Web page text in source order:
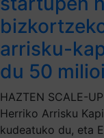
arrisku-
du 50
HAZTEN SCALE-
Herriko Arrisku
kudeatuko du, eta